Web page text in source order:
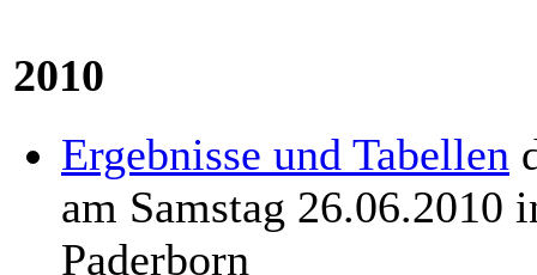
2010
Ergebnisse und Tabellen
am Samstag 26.06.2010
Paderborn